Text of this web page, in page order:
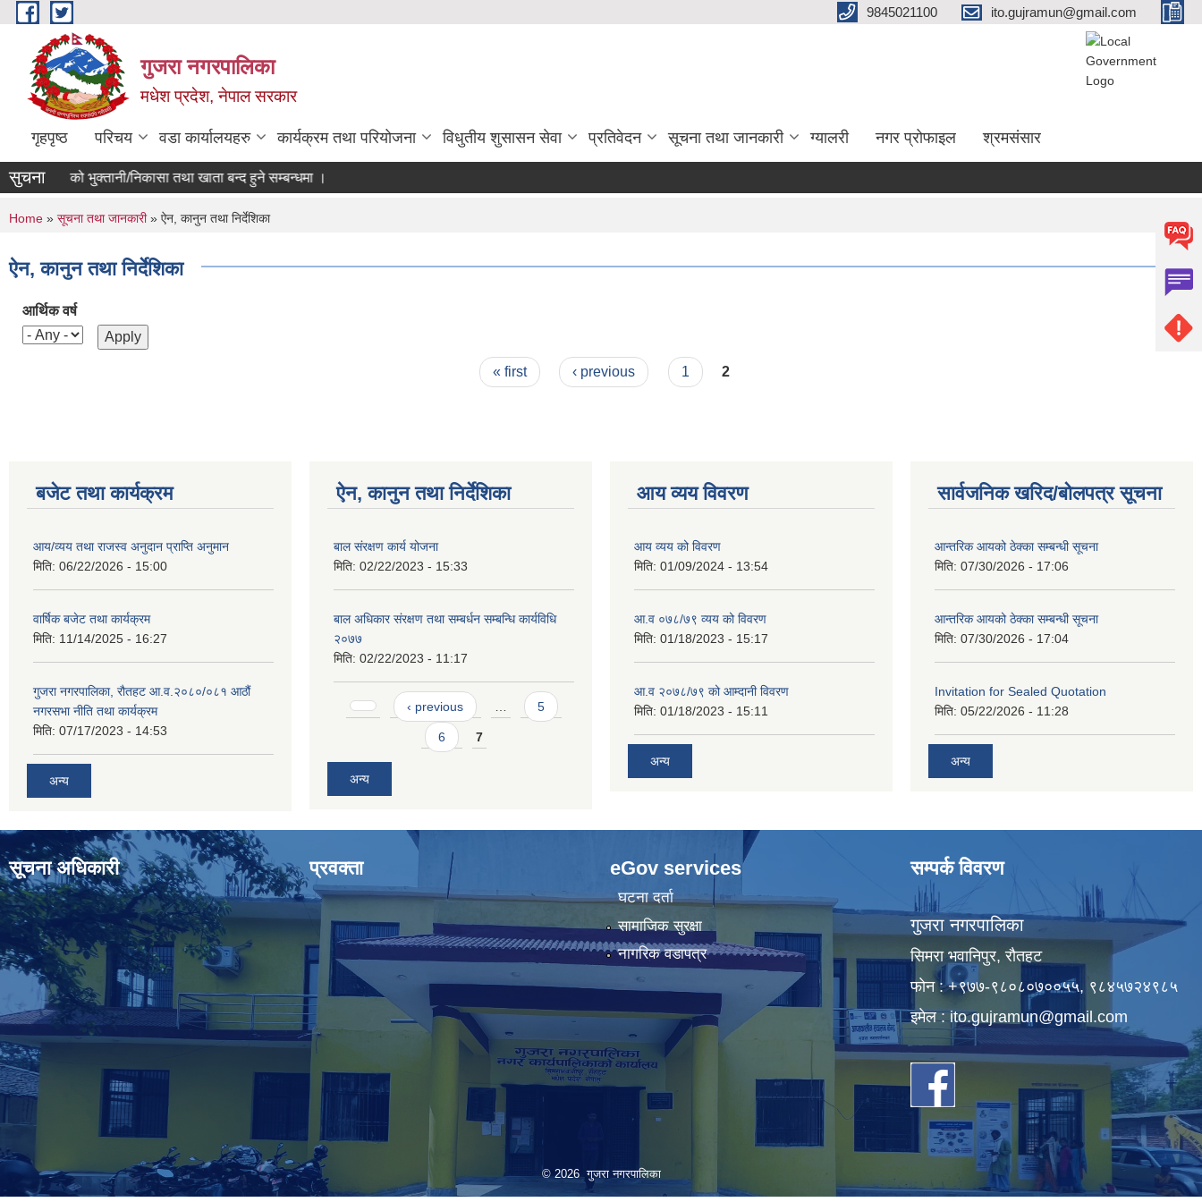
Skip to main content 9845021100 ito.gujramun@gmail.com
गुजरा नगरपालिका
मधेश प्रदेश, नेपाल सरकार
गृहपृष्ठ परिचय वडा कार्यालयहरु कार्यक्रम तथा परियोजना विधुतीय शुसासन सेवा प्रतिवेदन सूचना तथा जानकारी ग्यालरी नगर प्रोफाइल श्रमसंसार
सुचना
८३ को भु्क्तानी/निकासा तथा खाता बन्द हुने सम्बन्धमा ।
You are here
Home » सूचना तथा जानकारी» ऐन, कानुन तथा निर्देशिका
ऐन, कानुन तथा निर्देशिका
आर्थिक वर्ष
« first ‹ previous 1 2
बजेट तथा कार्यक्रम
आय/व्यय तथा राजस्व अनुदान प्राप्ति अनुमान
मिति: 06/22/2026 - 15:00
वार्षिक बजेट तथा कार्यक्रम
मिति: 11/14/2025 - 16:27
गुजरा नगरपालिका, रौतहट आ.व.२०८०/०८१ आठौं
नगरसभा नीति तथा कार्यक्रम
मिति: 07/17/2023 - 14:53
अन्य
ऐन, कानुन तथा निर्देशिका
बाल संरक्षण कार्य योजना
मिति: 02/22/2023 - 15:33
बाल अधिकार संरक्षण तथा सम्बर्धन सम्बन्धि कार्यविधि
२०७७
मिति: 02/22/2023 - 11:17
Pages ‹ previous 5
6 7
अन्य
आय व्यय विवरण
आय व्यय को विवरण
मिति: 01/09/2024 - 13:54
आ.व ०७८/७९ व्यय को विवरण
मिति: 01/18/2023 - 15:17
आ.व २०७८/७९ को आम्दानी विवरण
मिति: 01/18/2023 - 15:11
अन्य
सार्वजनिक खरिद/बोलपत्र सूचना
आन्तरिक आयको ठेक्का सम्बन्धी सूचना
मिति: 07/30/2026 - 17:06
आन्तरिक आयको ठेक्का सम्बन्धी सूचना
मिति: 07/30/2026 - 17:04
Invitation for Sealed Quotation
मिति: 05/22/2026 - 11:28
अन्य
सूचना अधिकारी प्रवक्ता eGov services
घटना दर्ता
सामाजिक सुरक्षा
नागरिक वडापत्र
सम्पर्क विवरण
गुजरा नगरपालिका
सिमरा भवानिपुर, राैतहट
फाेन : +९७७-९८०८०७००५५, ९८४५७२४९८५
इमेल :ito.gujramun@gmail.com
© 2026 गुजरा नगरपालिका